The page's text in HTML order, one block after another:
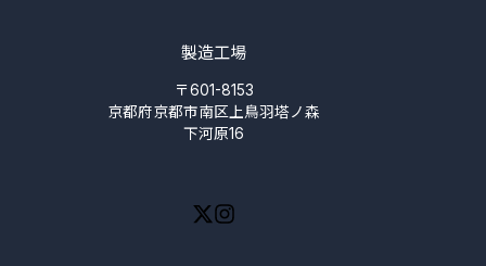
製造工場
〒601-8153
京都府京都市南区上鳥羽塔ノ森
下河原16